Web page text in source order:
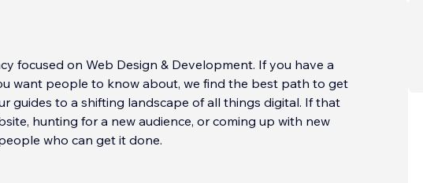
focused on Web Design & Development. If you have a
want people to know about, we find the best path to get
guides to a shifting landscape of all things digital. If that
hunting for a new audience, or coming up with new
who can get it done.